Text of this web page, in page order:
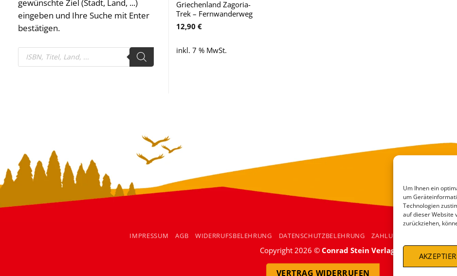
Um Ihnen ein
um
Technologien
auf dieser Website
zurückziehen,
gewünschte Ziel (Stadt, Land, ...)
eingeben und Ihre Suche mit Enter
bestätigen.
Products
search
Griechenland Zagoria-
Trek – Fernwanderweg
12,90 €
inkl. 7 % MwSt.
IMPRESSUM AGB WIDERRUFSBELEHRUNG DATENSCHUTZBELEHRUNG ZAHLUNGSARTEN
Copyright 2026 © Conrad Stein Verlag
VERTRAG WIDERRUFEN